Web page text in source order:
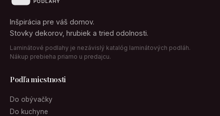
Inšpirácia pre váš domov.
Stovky dekorov, hrubiek a tried odolnosti.
Laminátové podlahy je nezávislý katalóg laminátových podláh.
Nákup prebieha priamo u predajcu.
Podľa miestnosti
Do obývačky
Do kuchyne